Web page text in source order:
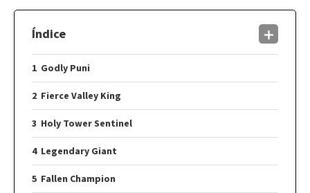
Índice
Godly Puni
Fierce Valley King
Holy Tower Sentinel
Legendary Giant
Fallen Champion